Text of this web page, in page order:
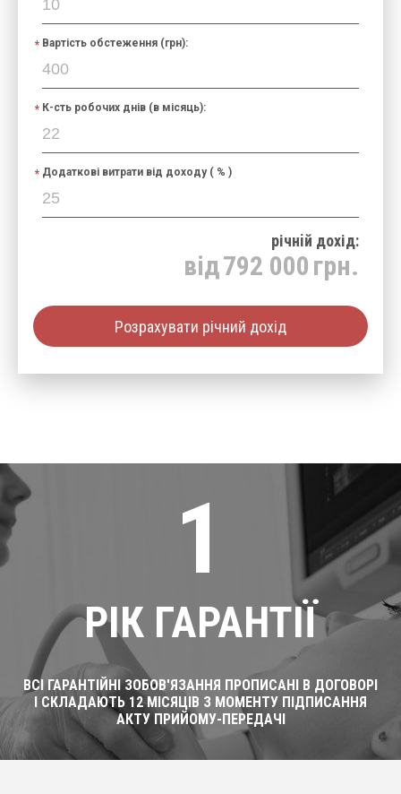
Вартість обстеження (грн):
К-сть робочих днів (в місяць):
Додаткові витрати від доходу ( % )
річнiй дохід:
від792 000 грн.
Розрахувати річний дохід
1
РІК ГАРАНТІЇ
ВСІ ГАРАНТІЙНІ ЗОБОВ'ЯЗАННЯ ПРОПИСАНІ В ДОГОВОРІ
І СКЛАДАЮТЬ 12 МІСЯЦІВ З МОМЕНТУ ПІДПИСАННЯ
АКТУ ПРИЙОМУ-ПЕРЕДАЧІ